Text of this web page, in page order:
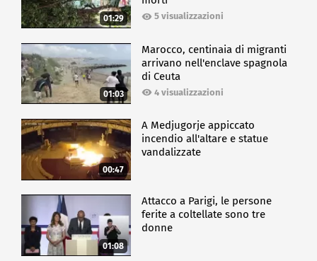
01:29 5 visualizzazioni
01:03
Marocco, centinaia di migranti
arrivano nell'enclave spagnola
di Ceuta
4 visualizzazioni
00:47
A Medjugorje appiccato
incendio all'altare e statue
vandalizzate
01:08
Attacco a Parigi, le persone
ferite a coltellate sono tre
donne